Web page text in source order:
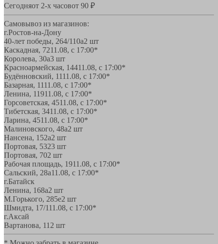
Сегодняот 2-х часовот 90 ₽
Самовывоз из магазинов:
г.Ростов-на-Дону
40-лет победы, 264/110а2 шт
Каскадная, 7211.08, с 17:00*
Королева, 30а3 шт
Красноармейская, 14411.08, с 17:00*
Будённовский, 1111.08, с 17:00*
Базарная, 1111.08, с 17:00*
Ленина, 11911.08, с 17:00*
Горсоветская, 4511.08, с 17:00*
Тибетская, 3411.08, с 17:00*
Ларина, 4511.08, с 17:00*
Малиновского, 48а2 шт
Нансена, 152а2 шт
Портовая, 5323 шт
Портовая, 702 шт
Рабочая площадь, 1911.08, с 17:00*
Сальский, 28a11.08, с 17:00*
г.Батайск
Ленина, 168а2 шт
М.Горького, 285е2 шт
Шмидта, 17/111.08, с 17:00*
г.Аксай
Вартанова, 11 2 шт